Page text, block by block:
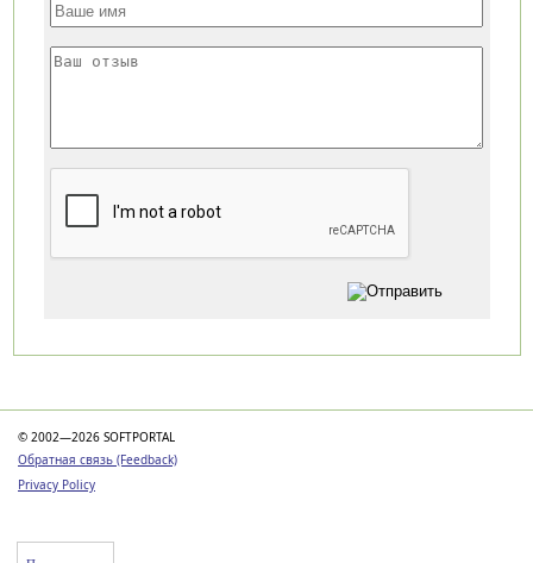
© 2002—2026 SOFTPORTAL
Обратная связь (Feedback)
Privacy Policy